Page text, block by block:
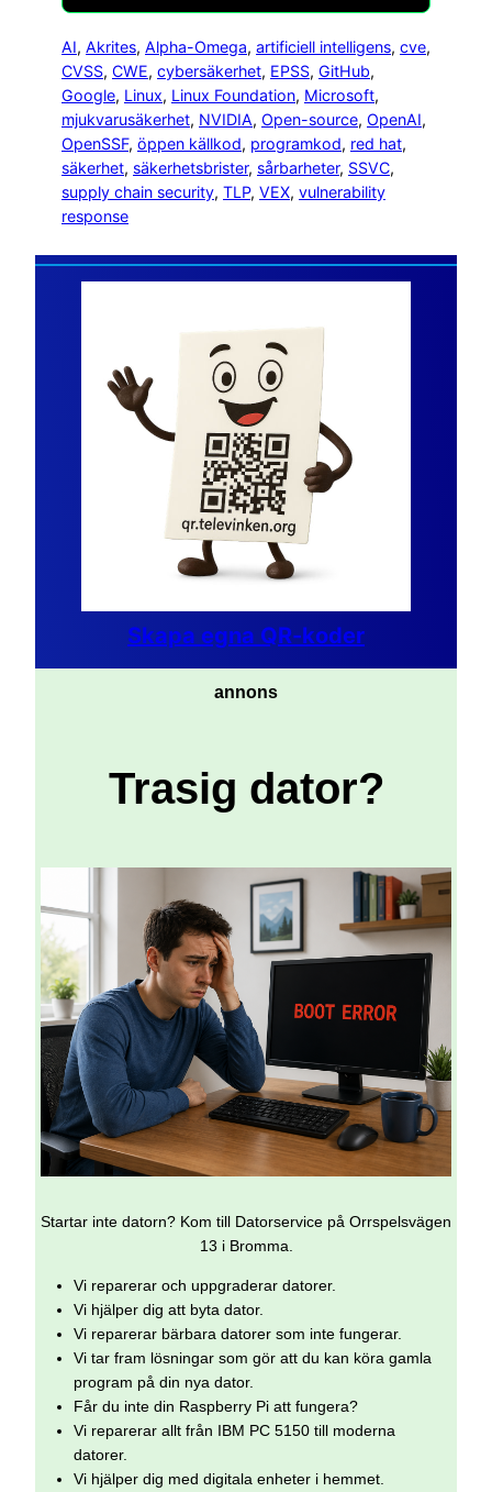
AI, Akrites, Alpha-Omega, artificiell intelligens, cve
CVSS, CWE, cybersäkerhet, EPSS, GitHub
Google, Linux, Linux Foundation, Microsoft
mjukvarusäkerhet, NVIDIA, Open-source, OpenAI
OpenSSF, öppen källkod, programkod, red hat
säkerhet, säkerhetsbrister, sårbarheter, SSVC
supply chain security, TLP, VEX, vulnerability
response
Skapa egna QR-koder
annons
Trasig dator?
Startar inte datorn? Kom till Datorservice på Orrspelsvägen
13 i Bromma.
Vi reparerar och uppgraderar datorer.
Vi hjälper dig att byta dator.
Vi reparerar bärbara datorer som inte fungerar.
Vi tar fram lösningar som gör att du kan köra gamla
program på din nya dator.
Får du inte din Raspberry Pi att fungera?
Vi reparerar allt från IBM PC 5150 till moderna
datorer.
Vi hjälper dig med digitala enheter i hemmet.